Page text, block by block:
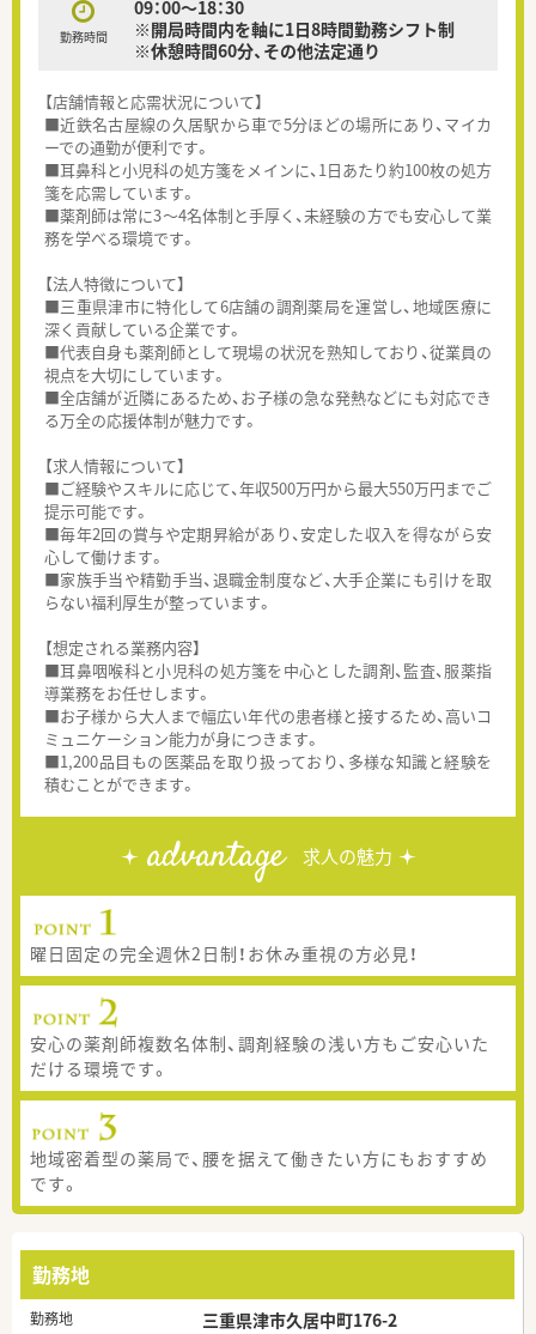
勤務時間
09：00～18：30
※開局時間内を軸に1日8時間勤務シフト制
※休憩時間60分、その他法定通り
【店舗情報と応需状況について】
■近鉄名古屋線の久居駅から車で5分ほどの場所にあり、マイカ
ーでの通勤が便利です。
■耳鼻科と小児科の処方箋をメインに、1日あたり約100枚の処方
箋を応需しています。
■薬剤師は常に3～4名体制と手厚く、未経験の方でも安心して業
務を学べる環境です。
【法人特徴について】
■三重県津市に特化して6店舗の調剤薬局を運営し、地域医療に
深く貢献している企業です。
■代表自身も薬剤師として現場の状況を熟知しており、従業員の
視点を大切にしています。
■全店舗が近隣にあるため、お子様の急な発熱などにも対応でき
る万全の応援体制が魅力です。
【求人情報について】
■ご経験やスキルに応じて、年収500万円から最大550万円までご
提示可能です。
■毎年2回の賞与や定期昇給があり、安定した収入を得ながら安
心して働けます。
■家族手当や精勤手当、退職金制度など、大手企業にも引けを取
らない福利厚生が整っています。
【想定される業務内容】
■耳鼻咽喉科と小児科の処方箋を中心とした調剤、監査、服薬指
導業務をお任せします。
■お子様から大人まで幅広い年代の患者様と接するため、高いコ
ミュニケーション能力が身につきます。
■1,200品目もの医薬品を取り扱っており、多様な知識と経験を
積むことができます。
advantage 求人の魅力
曜日固定の完全週休2日制！お休み重視の方必見！
安心の薬剤師複数名体制、調剤経験の浅い方もご安心いた
だける環境です。
地域密着型の薬局で、腰を据えて働きたい方にもおすすめ
です。
勤務地
勤務地 三重県津市久居中町176-2